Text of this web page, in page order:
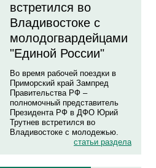
встретился во
Владивостоке с
молодогвардейцами
"Единой России"
Во время рабочей поездки в
Приморский край Зампред
Правительства РФ –
полномочный представитель
Президента РФ в ДФО Юрий
Трутнев встретился во
Владивостоке с молодежью.
статьи раздела